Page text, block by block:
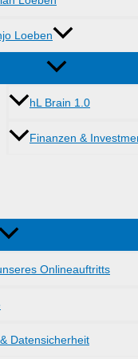
Loeben
hL Brain 1.0
Finanzen &
Onlineauftritts
Datensicherheit